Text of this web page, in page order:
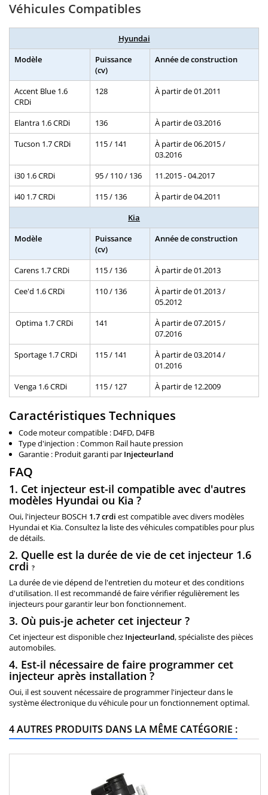
Véhicules Compatibles
Hyundai
Modèle
Puissance
(cv)
Année de construction
Accent Blue 1.6
CRDi
128 À partir de 01.2011
Elantra 1.6 CRDi 136
À partir de 03.2016
Tucson 1.7 CRDi
115 / 141
À partir de 06.2015 /
03.2016
i30 1.6 CRDi
95 / 110 / 136
11.2015 - 04.2017
i40 1.7 CRDi
115 / 136
À partir de 04.2011
Kia
Modèle
Puissance
(cv)
Année de construction
Carens 1.7 CRDi 115 / 136
À partir de 01.2013
Cee'd 1.6 CRDi
110 / 136
À partir de 01.2013 /
05.2012
Optima 1.7 CRDi
141
À partir de 07.2015 /
07.2016
Sportage 1.7 CRDi
115 / 141
À partir de 03.2014 /
01.2016
Venga 1.6 CRDi
115 / 127 À partir de 12.2009
Caractéristiques Techniques
Code moteur compatible : D4FD, D4FB
Type d'injection : Common Rail haute pression
Garantie : Produit garanti par Injecteurland
FAQ
1. Cet injecteur est-il compatible avec d'autres
modèles Hyundai ou Kia ?
Oui, l'injecteur BOSCH 1.7 crdi est compatible avec divers modèles
Hyundai et Kia. Consultez la liste des véhicules compatibles pour plus
de détails.
2. Quelle est la durée de vie de cet injecteur 1.6
crdi ?
La durée de vie dépend de l'entretien du moteur et des conditions
d'utilisation. Il est recommandé de faire vérifier régulièrement les
injecteurs pour garantir leur bon fonctionnement.
3. Où puis-je acheter cet injecteur ?
Cet injecteur est disponible chez Injecteurland, spécialiste des pièces
automobiles.
4. Est-il nécessaire de faire programmer cet
injecteur après installation ?
Oui, il est souvent nécessaire de programmer l'injecteur dans le
système électronique du véhicule pour un fonctionnement optimal.
4 AUTRES PRODUITS DANS LA MÊME CATÉGORIE :